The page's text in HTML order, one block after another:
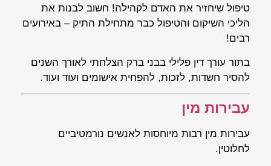
טיפול שיחזיר את האדם לקהילה! חשוב לבנות את
הליכי השיקום והטיפול כבר מתחילת התיק – באירועים
רבים!
בתור עורך דין פלילי בבני ברק הצלחתי לאורך השנים
להסיר חשדות, לזכות, להפחית אישומים ועוד ועוד.
עבירות מין
עבירות מין רבות מיוחסות לאנשים נורמטיביים
לחלוטין.